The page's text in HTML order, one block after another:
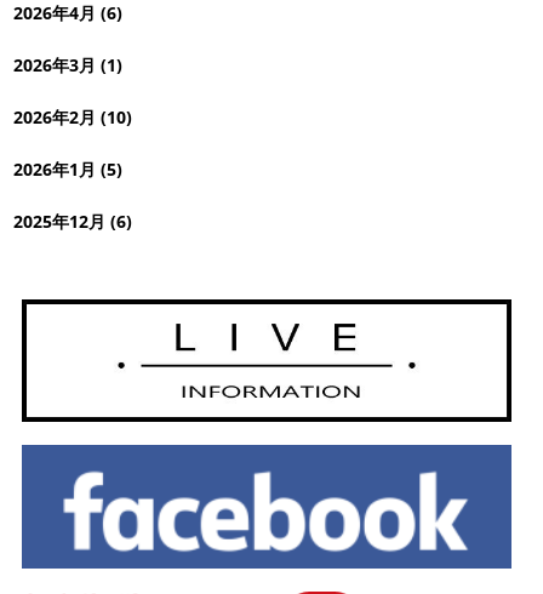
2026年4月 (6)
2026年3月 (1)
2026年2月 (10)
2026年1月 (5)
2025年12月 (6)